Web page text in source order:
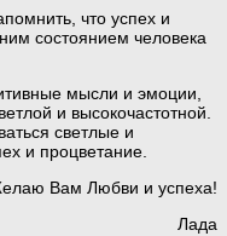
что успех и
состоянием человека
мысли и эмоции,
и высокочастотной.
светлые и
и процветание.
Вам Любви и успеха!
Лада